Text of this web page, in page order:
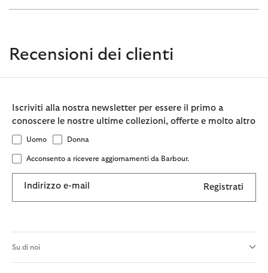
Recensioni dei clienti
Iscriviti alla nostra newsletter per essere il primo a
conoscere le nostre ultime collezioni, offerte e molto altro
Uomo Donna
Acconsento a ricevere aggiornamenti da Barbour.
Indirizzo e-mail Registrati
Su di noi